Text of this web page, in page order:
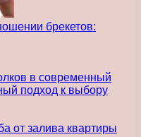
брекетов:
в современный
подход к выбору
от залива квартиры